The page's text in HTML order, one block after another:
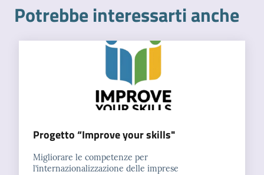
Potrebbe interessarti anche
Progetto “Improve your skills"
Migliorare le competenze per
l’internazionalizzazione delle imprese